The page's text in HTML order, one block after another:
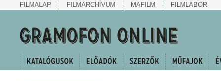
FILMALAP FILMARCHÍVUM MAFILM FILMLABOR